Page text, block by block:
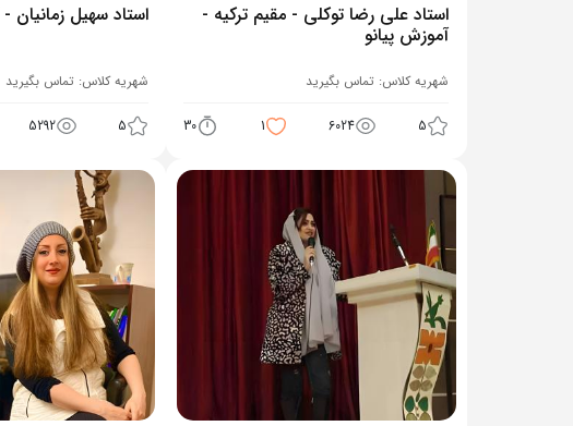
استاد علی رضا توکلی - مقیم ترکیه -
آموزش پیانو
شهریه کلاس: تماس بگیرید
5
6024
1
30
استاد سهیل زمانیان
شهریه کلاس:تماس بگیرید
5
5292